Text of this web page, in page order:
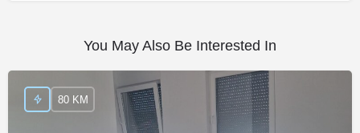
You May Also Be Interested In
80 KM